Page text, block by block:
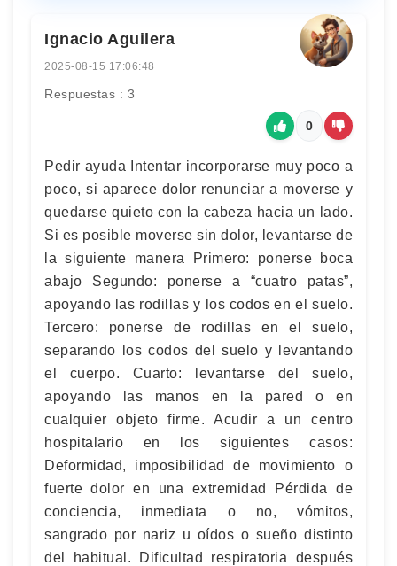
Ignacio Aguilera
2025-08-15 17:06:48
Respuestas : 3
0
Pedir ayuda Intentar incorporarse muy poco a
poco, si aparece dolor renunciar a moverse y
quedarse quieto con la cabeza hacia un lado.
Si es posible moverse sin dolor, levantarse de
la siguiente manera Primero: ponerse boca
abajo Segundo: ponerse a “cuatro patas”,
apoyando las rodillas y los codos en el suelo.
Tercero: ponerse de rodillas en el suelo,
separando los codos del suelo y levantando
el cuerpo. Cuarto: levantarse del suelo,
apoyando las manos en la pared o en
cualquier objeto firme. Acudir a un centro
hospitalario en los siguientes casos:
Deformidad, imposibilidad de movimiento o
fuerte dolor en una extremidad Pérdida de
conciencia, inmediata o no, vómitos,
sangrado por nariz u oídos o sueño distinto
del habitual. Dificultad respiratoria después